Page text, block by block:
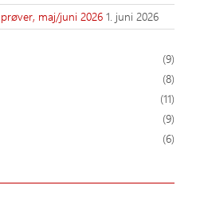
maj/juni 2026 1. juni 2026
(9)
(8)
(11)
(9)
(6)